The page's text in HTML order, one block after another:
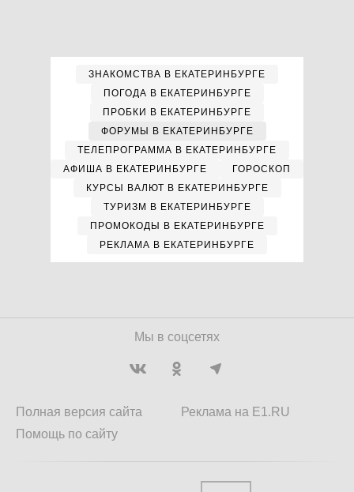
ЗНАКОМСТВА В ЕКАТЕРИНБУРГЕ
ПОГОДА В ЕКАТЕРИНБУРГЕ
ПРОБКИ В ЕКАТЕРИНБУРГЕ
ФОРУМЫ В ЕКАТЕРИНБУРГЕ
ТЕЛЕПРОГРАММА В ЕКАТЕРИНБУРГЕ
АФИША В ЕКАТЕРИНБУРГЕ
ГОРОСКОП
КУРСЫ ВАЛЮТ В ЕКАТЕРИНБУРГЕ
ТУРИЗМ В ЕКАТЕРИНБУРГЕ
ПРОМОКОДЫ В ЕКАТЕРИНБУРГЕ
РЕКЛАМА В ЕКАТЕРИНБУРГЕ
Мы в соцсетях
Полная версия сайта
Помощь по сайту
Реклама на E1.RU